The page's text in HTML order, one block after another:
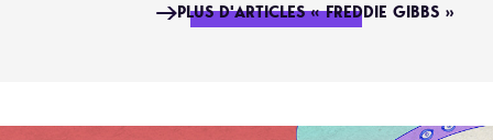
PLUS D'ARTICLES « FREDDIE GIBBS »